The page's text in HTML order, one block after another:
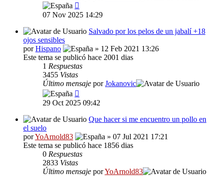
07 Nov 2025 14:29
Salvado por los pelos de un jabalí +18
ojos sensibles
porHispano
» 12 Feb 2021 13:26
Este tema se publicó hace 2001 dias
1 Respuestas
3455 Vistas
Último mensaje porJokanovic
29 Oct 2025 09:42
Que hacer si me encuentro un pollo en
el suelo
porYoArnold83
» 07 Jul 2021 17:21
Este tema se publicó hace 1856 dias
0 Respuestas
2833 Vistas
Último mensaje porYoArnold83